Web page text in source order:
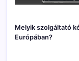
Melyik szolgáltató
Európában?